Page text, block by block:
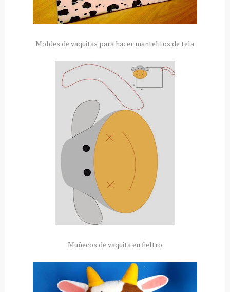
Moldes de vaquitas para hacer mantelitos de tela
Muñecos de vaquita en fieltro